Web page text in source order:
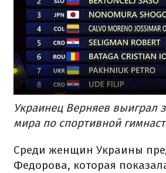
Украинец Верняев выиграл
мира по спортивной
Среди женщин Украины
Федорова, которая